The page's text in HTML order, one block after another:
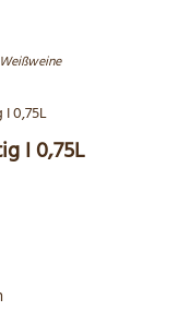
Weißweine
I 0,75L